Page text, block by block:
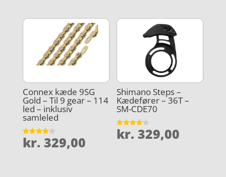
Connex kæde 9SG
Gold – Til 9 gear – 114
led – inklusiv
samleled
Vurderet
4
kr. 329,00
Shimano Steps –
Kædefører – 36T –
SM-CDE70
Vurderet
4.1
kr. 329,00